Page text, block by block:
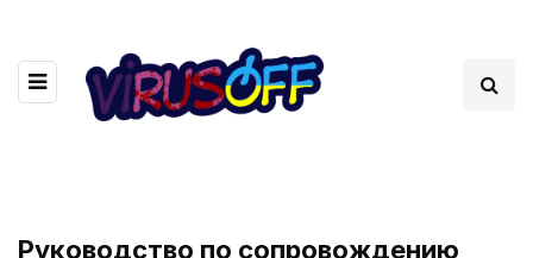
Руководство по сопровождению